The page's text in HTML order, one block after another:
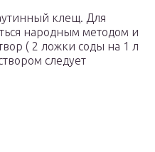
клещ. Для
народным методом и
( 2 ложки соды на 1 л
следует